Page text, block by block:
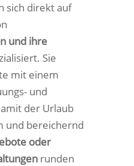
sich direkt auf
und ihre
Sie
mit einem
und
der Urlaub
und bereichernd
oder
runden